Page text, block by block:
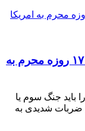
سردار رضایی: ضربات شدیدی در جنگ ۱۷ روزه محرم به
باید جنگ سوم یا
ضربات شدیدی به